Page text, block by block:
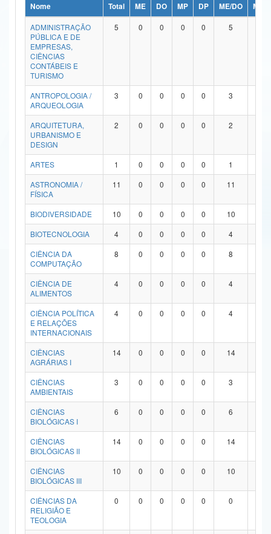
Ministério da Ciência, Tecnologia, Inovações e Comunicações
Ministério do Meio Ambiente
Ministério do Turismo
Ministério do Desenvolvimento Regional
Controladoria-Geral da União
Ministério da Mulher, da Família e dos Direitos Humanos
Secretaria de Governo
Advocacia-Geral da União
Banco Central do Brasil
Nome Total ME DO MP DP ME/DO
MP/
ADMINISTRAÇÃO
PÚBLICA E DE
EMPRESAS,
CIÊNCIAS
CONTÁBEIS E
TURISMO
5 0 0 0 0 5
ANTROPOLOGIA /
ARQUEOLOGIA
3 0 0 0 0 3
ARQUITETURA,
URBANISMO E
DESIGN
2 0 0 0 0 2
ARTES 1 0 0 0 0 1
ASTRONOMIA /
FÍSICA
11 0 0 0 0 11
BIODIVERSIDADE 10 0 0 0 0 10
BIOTECNOLOGIA
4 0 0 0 0 4
CIÊNCIA DA
COMPUTAÇÃO
8 0 0 0 0 8
CIÊNCIA DE
ALIMENTOS
4 0 0 0 0 4
CIÊNCIA POLÍTICA
E RELAÇÕES
INTERNACIONAIS
4 0 0 0 0 4
CIÊNCIAS
AGRÁRIAS I
14 0 0 0 0 14
CIÊNCIAS
AMBIENTAIS
3 0 0 0 0 3
CIÊNCIAS
BIOLÓGICAS I
6 0 0 0 0 6
CIÊNCIAS
BIOLÓGICAS II
14 0 0 0 0 14
CIÊNCIAS
BIOLÓGICAS III
10 0 0 0 0 10
CIÊNCIAS DA
RELIGIÃO E
TEOLOGIA
0 0 0 0 0 0